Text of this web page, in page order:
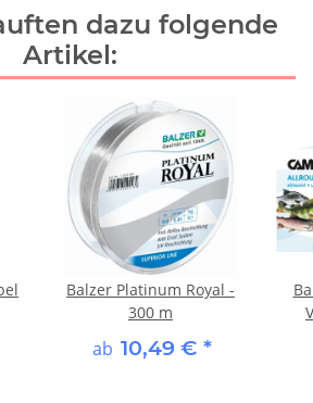
dazu folgende
Artikel:
Balzer Platinum Royal -
300 m
ab 10,49 € *